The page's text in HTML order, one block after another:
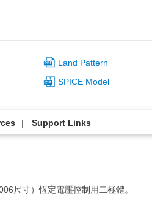
Land Pattern
SPICE Model
Support Links
尺寸）恆定電壓控制用二極體。